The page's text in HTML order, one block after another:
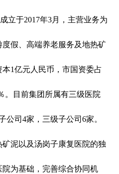
立于2017年3月，主营业务为
假、高端养老服务及地热矿
1亿元人民币，市国资委占
。目前集团所属有三级医院
公司4家，三级子公司6家。
泥以及汤岗子康复医院的独
为基础，完善综合协同机